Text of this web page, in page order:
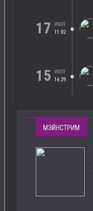
17
ИЮЛ
11:02
15
ИЮЛ
16:29
МЭЙНСТРИМ